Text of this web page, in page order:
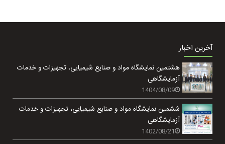
آخرین اخبار
هشتمین نمایشگاه مواد و صنایع شیمیایی، تجهیزات و خدمات
آزمایشگاهی
1404/08/09
ششمین نمایشگاه مواد و صنایع شیمیایی، تجهیزات و خدمات
آزمایشگاهی
1402/08/21